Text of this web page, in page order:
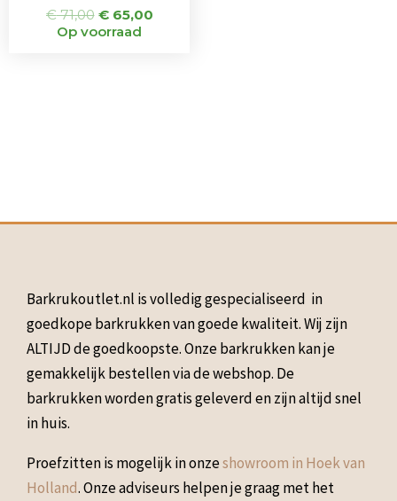
€71,00 €65,00
Op voorraad
Barkrukoutlet.nl is volledig gespecialiseerd in
goedkope barkrukken van goede kwaliteit. Wij zijn
ALTIJD de goedkoopste. Onze barkrukken kan je
gemakkelijk bestellen via de webshop. De
barkrukken worden gratis geleverd en zijn altijd snel
in huis.
Proefzitten is mogelijk in onzeshowroom in Hoek van
Holland. Onze adviseurs helpen je graag met het